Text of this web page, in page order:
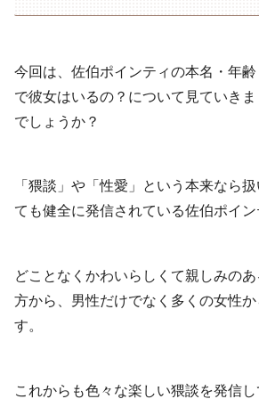
今回は、佐伯ポインティの本名・年
で彼女はいるの？について見ていき
でしょうか？
「猥談」や「性愛」という本来なら
ても健全に発信されている佐伯ポイン
どことなくかわいらしくて親しみの
方から、男性だけでなく多くの女性
す。
これからも色々な楽しい猥談を発信